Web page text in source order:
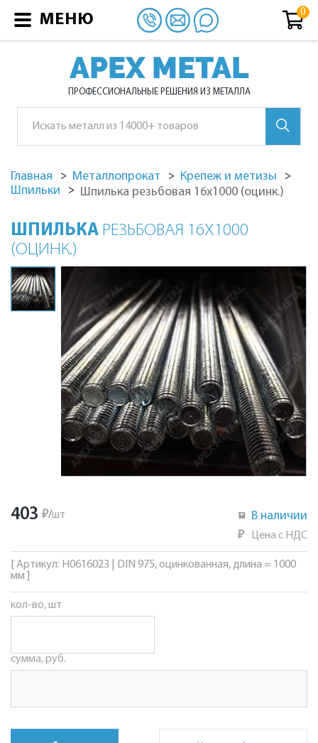
APEX METAL
ПРОФЕССИОНАЛЬНЫЕ РЕШЕНИЯ ИЗ МЕТАЛЛА
Главная Металлопрокат
Крепеж и метизы
Шпильки
Шпилька резьбовая 16х1000 (оцинк.)
ШПИЛЬКА РЕЗЬБОВАЯ 16Х1000
(ОЦИНК.)
403 ₽/шт В наличии
₽ Цена с НДС
[ Артикул: Н0616023 | DIN 975, оцинкованная, длина = 1000
мм ]
кол-во, шт
сумма, руб.
МЕНЮ